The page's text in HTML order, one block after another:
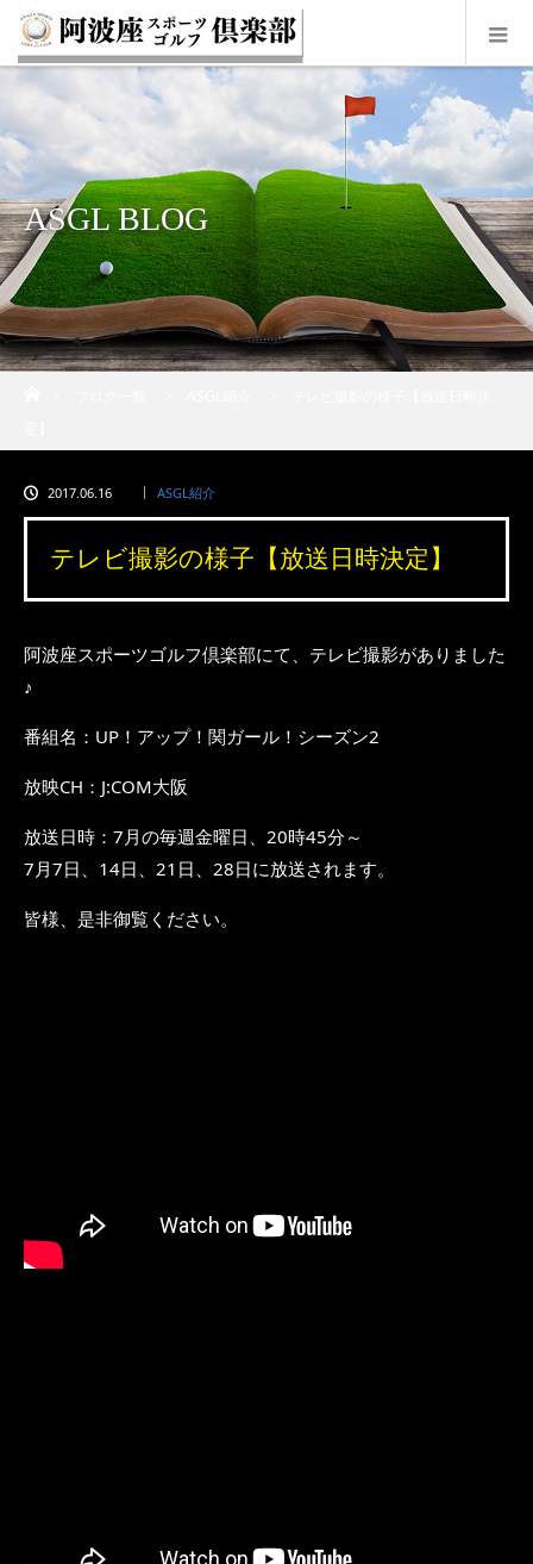
ASGL BLOG
2017.06.16 ASGL紹介
テレビ撮影の様子【放送日時決定】
阿波座スポーツゴルフ倶楽部にて、テレビ撮影がありました
♪
番組名：UP！アップ！関ガール！シーズン2
放映CH：J:COM大阪
放送日時：7月の毎週金曜日、20時45分～
7月7日、14日、21日、28日に放送されます。
皆様、是非御覧ください。